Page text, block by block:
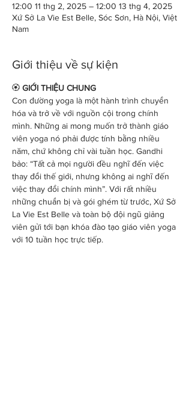
12:00 11 thg 2, 2025 – 12:00 13 thg 4, 2025
Xứ Sở La Vie Est Belle, Sóc Sơn, Hà Nội, Việt
Nam
Giới thiệu về sự kiện
🏵️ GIỚI THIỆU CHUNG
Con đường yoga là một hành trình chuyển
hóa và trở về với nguồn cội trong chính
mình. Những ai mong muốn trở thành giáo
viên yoga nó phải được tính bằng nhiều
năm, chứ không chỉ vài tuần học. Gandhi
bảo: “Tất cả mọi người đều nghĩ đến việc
thay đổi thế giới, nhưng không ai nghĩ đến
việc thay đổi chính mình”. Với rất nhiều
những chuẩn bị và gói ghém từ trước, Xứ Sở
La Vie Est Belle và toàn bộ đội ngũ giảng
viên gửi tới bạn khóa đào tạo giáo viên yoga
với 10 tuần học trực tiếp.